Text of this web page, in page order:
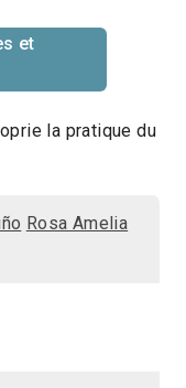
et
la pratique du
Rosa Amelia